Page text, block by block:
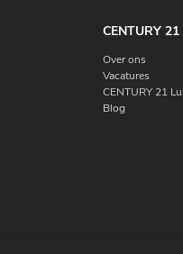
CENTURY
Over ons
Vacatures
CENTURY 21
Blog